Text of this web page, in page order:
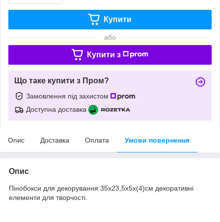
Купити
або
Купити з
Що таке купити з Пром?
Замовлення під захистом
Доступна доставка
Опис Доставка Оплата Умови повернення
Опис
Пінобокси для декорування 35х23,5х5х(4)см декоративні
елементи для творчості.